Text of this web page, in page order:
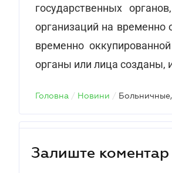
государственных
организаций на временно
временно
органы или лица созданы,
Головна / Новини /
Залиште коментар